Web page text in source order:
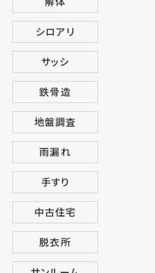
シロアリ
サッシ
鉄骨造
地盤調査
雨漏れ
手すり
中古住宅
脱衣所